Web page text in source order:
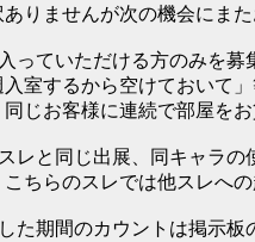
ありませんが次の機会にまた
っていただける方のみを募
入室するから空けておいて
同じお客様に連続で部屋を
レと同じ出展、同キャラの
こちらのスレでは他スレへ
た期間のカウントは掲示板